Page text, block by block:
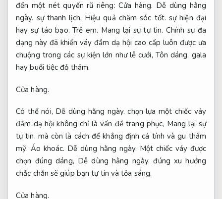
đến một nét quyến rũ riêng:Cửa hàng. Dễ dùng hằng
ngày. sự thanh lịch, Hiệu quả chăm sóc tốt. sự hiện đại
hay sự táo bạo.Trẻ em. Mang lại sự tự tin. Chính sự đa
dạng này đã khiến váy đầm dạ hội cao cấp luôn được ưa
chuộng trong các sự kiện lớn như lễ cưới, Tôn dáng. gala
hay buổi tiệc đỏ thảm.
Cửa hàng.
Có thể nói, Dễ dùng hằng ngày. chọn lựa một chiếc váy
đầm dạ hội không chỉ là vấn đề trang phục, Mang lại sự
tự tin. mà còn là cách để khẳng định cá tính và gu thẩm
mỹ. Áo khoác. Dễ dùng hằng ngày. Một chiếc váy được
chọn đúng dáng, Dễ dùng hằng ngày. đúng xu hướng
chắc chắn sẽ giúp bạn tự tin và tỏa sáng.
Cửa hàng.